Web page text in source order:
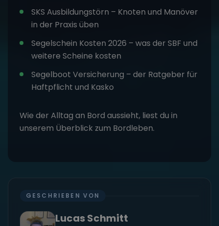
SKS Ausbildungstörn – Knoten und Manöver
in der Praxis üben
Segelschein Kosten 2026 – was der SBF und
weitere Scheine kosten
Segelboot Versicherung – der Ratgeber für
Haftpflicht und Kasko
Wie der Alltag an Bord aussieht, liest du in
unserem Überblick zum Bordleben.
GESCHRIEBEN VON
Lucas Schmitt